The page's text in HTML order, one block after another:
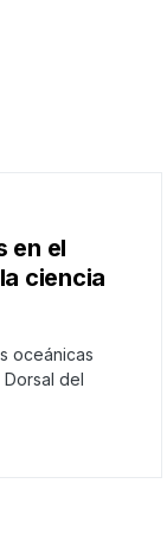
en el
ciencia
oceánicas
del